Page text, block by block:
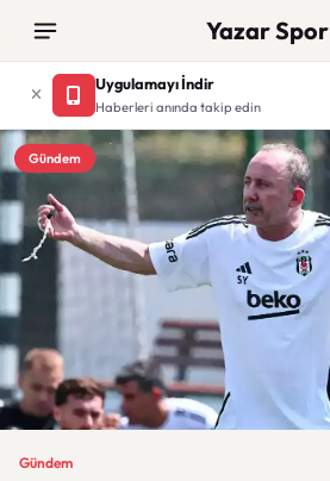
Yazar Spor
Uygulamayı İndir
Haberleri anında takip edin
Gündem
Gündem